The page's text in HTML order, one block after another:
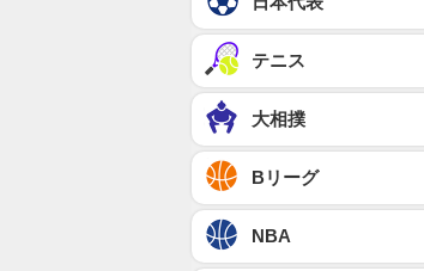
テニス
大相撲
Bリーグ
NBA